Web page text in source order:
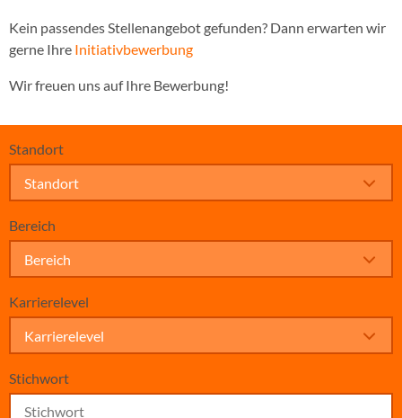
Kein passendes Stellenangebot gefunden? Dann erwarten wir
gerne Ihre Initiativbewerbung
Wir freuen uns auf Ihre Bewerbung!
Standort
Standort
Bereich
Bereich
Karrierelevel
Karrierelevel
Stichwort